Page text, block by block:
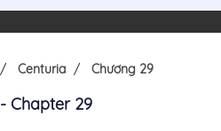
Centuria Chương 29
- Chapter 29